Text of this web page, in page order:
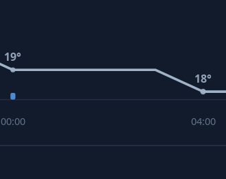
19°
00:00
18°
04:00